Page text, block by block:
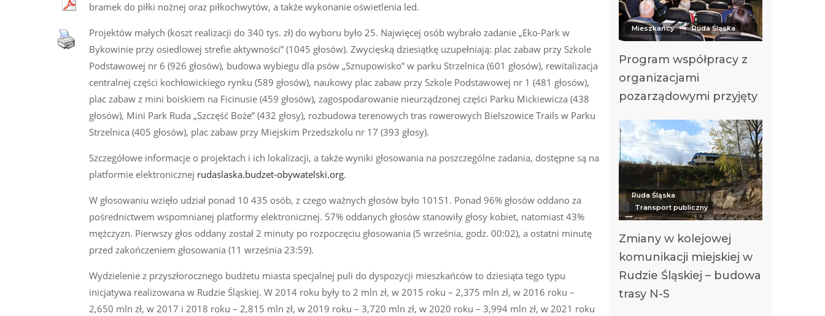
bramek do piłki nożnej oraz piłkochwytów, a także wykonanie oświetlenia led.
Projektów małych (koszt realizacji do 340 tys. zł) do wyboru było 25. Najwięcej osób wybrało zadanie „Eko-Park w
Bykowinie przy osiedlowej strefie aktywności” (1045 głosów). Zwycięską dziesiątkę uzupełniają: plac zabaw przy Szkole
Podstawowej nr 6 (926 głosów), budowa wybiegu dla psów „Sznupowisko” w parku Strzelnica (601 głosów), rewitalizacja
centralnej części kochłowickiego rynku (589 głosów), naukowy plac zabaw przy Szkole Podstawowej nr 1 (481 głosów),
plac zabaw z mini boiskiem na Ficinusie (459 głosów), zagospodarowanie nieurządzonej części Parku Mickiewicza (438
głosów), Mini Park Ruda „Szczęść Boże” (432 głosy), rozbudowa terenowych tras rowerowych Bielszowice Trails w Parku
Strzelnica (405 głosów), plac zabaw przy Miejskim Przedszkolu nr 17 (393 głosy).
Szczegółowe informacje o projektach i ich lokalizacji, a także wyniki głosowania na poszczególne zadania, dostępne są na
platformie elektronicznej rudaslaska.budzet-obywatelski.org.
W głosowaniu wzięło udział ponad 10 435 osób, z czego ważnych głosów było 10151. Ponad 96% głosów oddano za
pośrednictwem wspomnianej platformy elektronicznej. 57% oddanych głosów stanowiły głosy kobiet, natomiast 43%
mężczyzn. Pierwszy głos oddany został 2 minuty po rozpoczęciu głosowania (5 września, godz. 00:02), a ostatni minutę
przed zakończeniem głosowania (11 września 23:59).
Wydzielenie z przyszłorocznego budżetu miasta specjalnej puli do dyspozycji mieszkańców to dziesiąta tego typu
inicjatywa realizowana w Rudzie Śląskiej. W 2014 roku były to 2 mln zł, w 2015 roku – 2,375 mln zł, w 2016 roku –
2,650 mln zł, w 2017 i 2018 roku – 2,815 mln zł, w 2019 roku – 3,720 mln zł, w 2020 roku – 3,994 mln zł, w 2021 roku
Mieszkańcy Ruda Śląska
Program współpracy z
organizacjami
pozarządowymi przyjęty
Ruda Śląska
Transport publiczny
Zmiany w kolejowej
komunikacji miejskiej w
Rudzie Śląskiej – budowa
trasy N-S